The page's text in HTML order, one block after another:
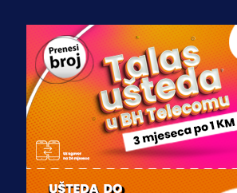
A Selekcija
Zmajevi dobili veliko
Fudbaler
dres BiH!
3 sedmica 5 dan
Premijer liga BiH